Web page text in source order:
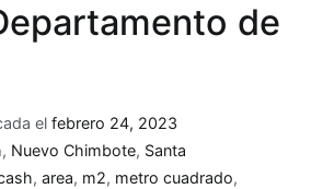
de
el febrero 24, 2023
, Nuevo Chimbote, Santa
, area, m2, metro cuadrado,